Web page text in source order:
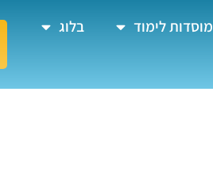
מוסדות לימוד
בלוג